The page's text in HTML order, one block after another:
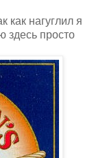
как нагуглил я
здесь просто